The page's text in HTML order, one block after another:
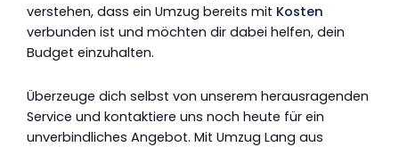
verstehen, dass ein Umzug bereits mit Kosten
verbunden ist und möchten dir dabei helfen, dein
Budget einzuhalten.
Überzeuge dich selbst von unserem herausragenden
Service und kontaktiere uns noch heute für ein
unverbindliches Angebot. Mit Umzug Lang aus